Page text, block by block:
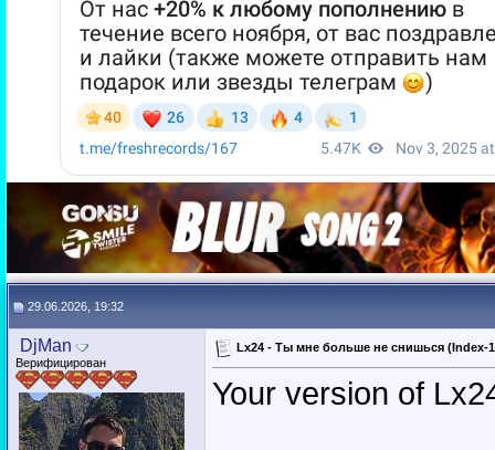
29.06.2026, 19:32
DjMan
Верифицирован
Lx24 - Ты мне больше не снишься (Index-
Your version of